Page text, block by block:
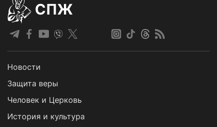
СПЖ
Новости
Защита веры
Человек и Церковь
История и культура